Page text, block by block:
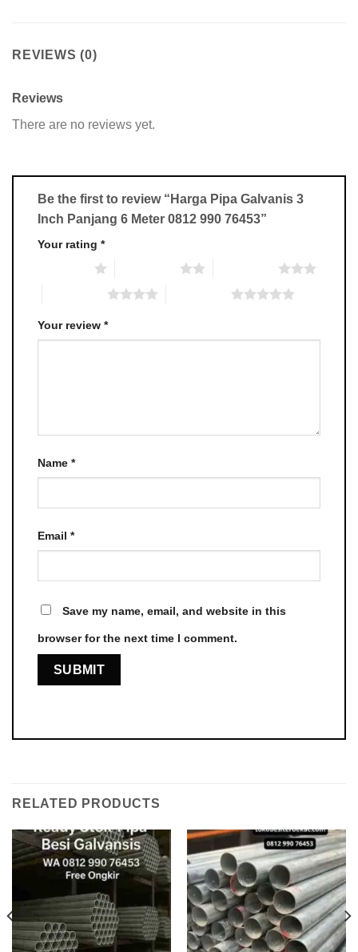
REVIEWS (0)
Reviews
There are no reviews yet.
Be the first to review “Harga Pipa Galvanis 3
Inch Panjang 6 Meter 0812 990 76453”
Your rating *
Your review *
Name *
Email *
Save my name, email, and website in this
browser for the next time I comment.
RELATED PRODUCTS